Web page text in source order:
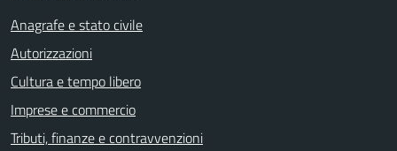
Anagrafe e stato civile
Autorizzazioni
Cultura e tempo libero
Imprese e commercio
Tributi, finanze e contravvenzioni